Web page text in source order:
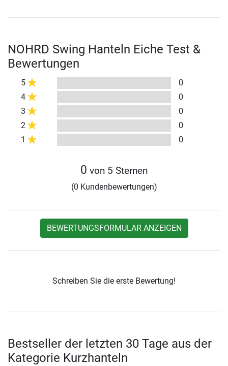
NOHRD Swing Hanteln Eiche Test &
Bewertungen
5
0
4
0
3
0
2
0
1
0
0 von 5 Sternen
(0 Kundenbewertungen)
BEWERTUNGSFORMULAR ANZEIGEN
Schreiben Sie die erste Bewertung!
Bestseller der letzten 30 Tage aus der
Kategorie Kurzhanteln